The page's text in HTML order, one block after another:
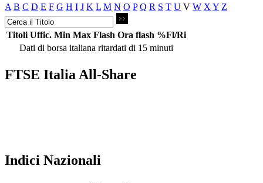
A B C D E F G H I J K L M N O P Q R S T U V W X Y Z
Titoli Uffic. Min Max Flash Ora flash %Fl/Ri
Dati di borsa italiana ritardati di 15 minuti
FTSE Italia All-Share
Indici Nazionali